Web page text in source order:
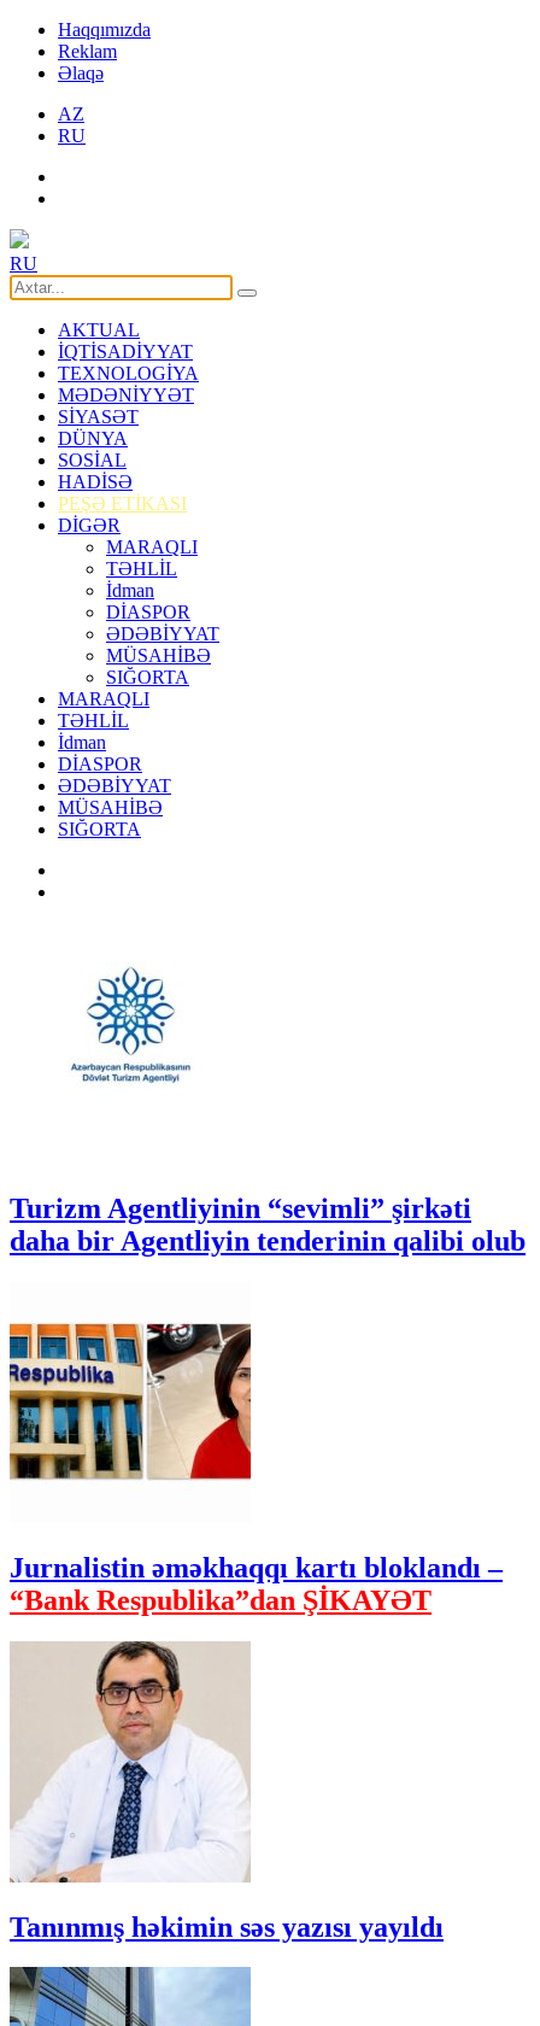
Haqqımızda
Reklam
Əlaqə
AZ
RU
RU
AKTUAL
İQTİSADİYYAT
TEXNOLOGİYA
MƏDƏNİYYƏT
SİYASƏT
DÜNYA
SOSİAL
HADİSƏ
PEŞƏ ETİKASI
DİGƏR
MARAQLI
TƏHLİL
İdman
DİASPOR
ƏDƏBİYYAT
MÜSAHİBƏ
SIĞORTA
MARAQLI
TƏHLİL
İdman
DİASPOR
ƏDƏBİYYAT
MÜSAHİBƏ
SIĞORTA
Turizm Agentliyinin “sevimli” şirkəti
daha bir Agentliyin tenderinin qalibi olub
Jurnalistin əməkhaqqı kartı bloklandı –
“Bank Respublika”dan ŞİKAYƏT
Tanınmış həkimin səs yazısı yayıldı